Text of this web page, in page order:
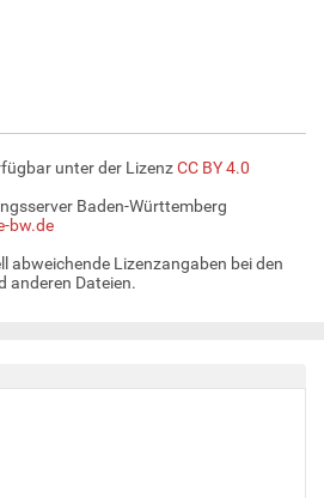
unter der LizenzCC BY 4.0
Baden-Württemberg
bw.de
abweichende Lizenzangaben bei den
anderen Dateien.